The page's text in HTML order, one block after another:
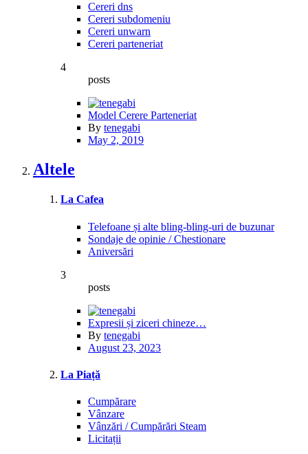
Cereri dns
Cereri subdomeniu
Cereri unwarn
Cereri parteneriat
4
posts
Model Cerere Parteneriat
By tenegabi
May 2, 2019
Altele
La Cafea
Telefoane și alte bling-bling-uri de buzunar
Sondaje de opinie / Chestionare
Aniversări
3
posts
Expresii și ziceri chineze…
By tenegabi
August 23, 2023
La Piață
Cumpărare
Vânzare
Vânzări / Cumpărări Steam
Licitații